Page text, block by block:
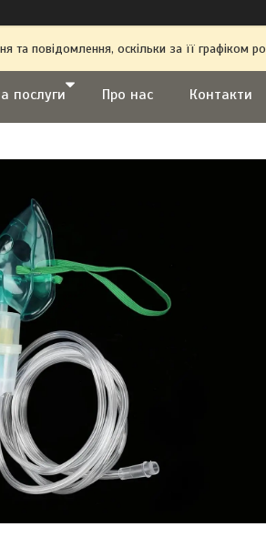
повідомлення, оскільки за її
послуги Про нас Контакти